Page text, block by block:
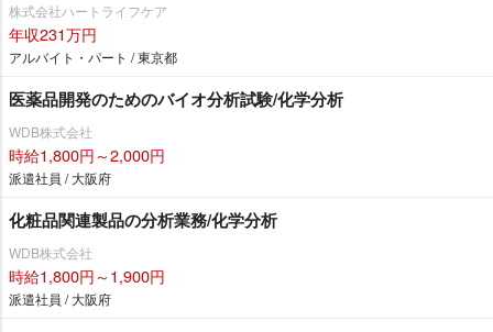
株式会社ハートライフケア
年収231万円
アルバイト・パート / 東京都
医薬品開発のためのバイオ分析試験/化学分析
WDB株式会社
時給1,800円～2,000円
派遣社員 / 大阪府
化粧品関連製品の分析業務/化学分析
WDB株式会社
時給1,800円～1,900円
派遣社員 / 大阪府